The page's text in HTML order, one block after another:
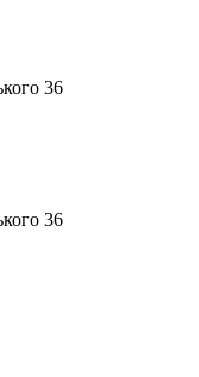
36
36